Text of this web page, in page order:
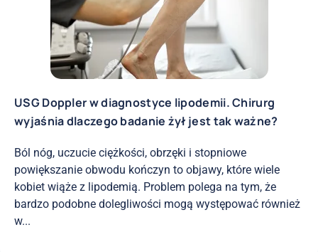
USG Doppler w diagnostyce lipodemii. Chirurg
wyjaśnia dlaczego badanie żył jest tak ważne?
Ból nóg, uczucie ciężkości, obrzęki i stopniowe
powiększanie obwodu kończyn to objawy, które wiele
kobiet wiąże z lipodemią. Problem polega na tym, że
bardzo podobne dolegliwości mogą występować również
w...